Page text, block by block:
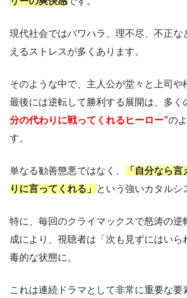
現代社会ではパワハラ、理不尽、不正な
えるストレスが多くあります。
そのような中で、主人公が堂々と上司や
最後には逆転して勝利する展開は、多く
分の代わりに戦ってくれるヒーロー”の
す。
単なる勧善懲悪ではなく、
「自分なら
りに言ってくれる」 という強いカタルシ
特に、毎回のクライマックスで怒涛の逆
成により、視聴者は「次も見ずにはいら
毒的な状態に。
これは連続ドラマとして非常に重要な要